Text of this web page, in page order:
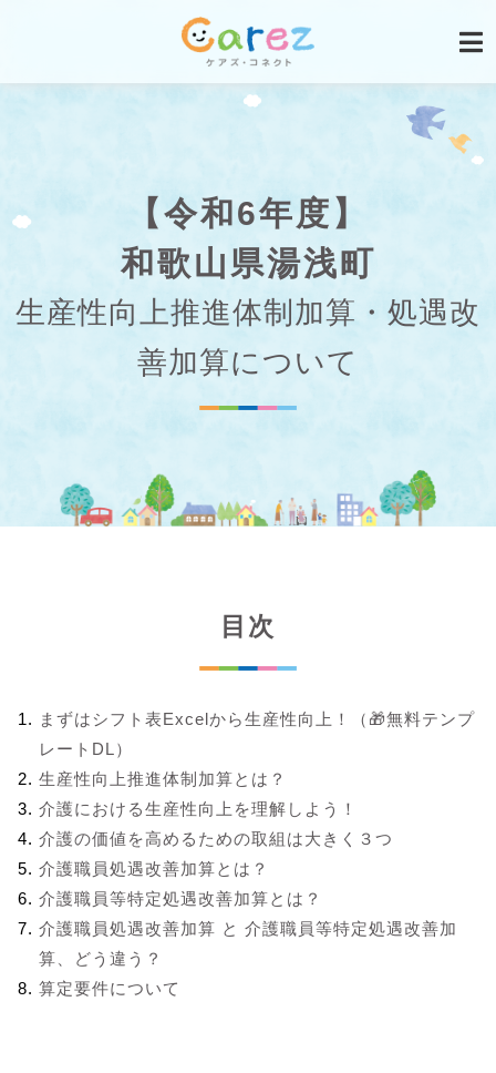
【令和6年度】
和歌山県湯浅町
生産性向上推進体制加算・処遇改
善加算について
目次
まずはシフト表Excelから生産性向上！（🎁無料テンプ
レートDL）
生産性向上推進体制加算とは？
介護における生産性向上を理解しよう！
介護の価値を高めるための取組は大きく３つ
介護職員処遇改善加算とは？
介護職員等特定処遇改善加算とは？
介護職員処遇改善加算 と 介護職員等特定処遇改善加
算、どう違う？
算定要件について